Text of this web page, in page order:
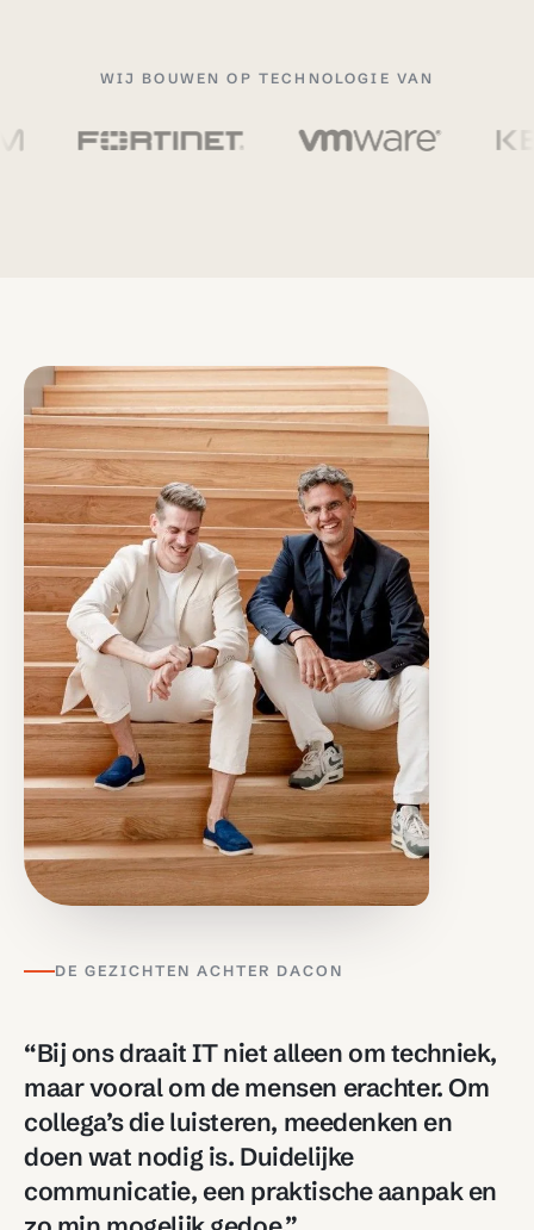
WIJ BOUWEN OP TECHNOLOGIE VAN
DE GEZICHTEN ACHTER DACON
“Bij ons draait IT niet alleen om techniek,
maar vooral om de mensen erachter. Om
collega’s die luisteren, meedenken en
doen wat nodig is. Duidelijke
communicatie, een praktische aanpak en